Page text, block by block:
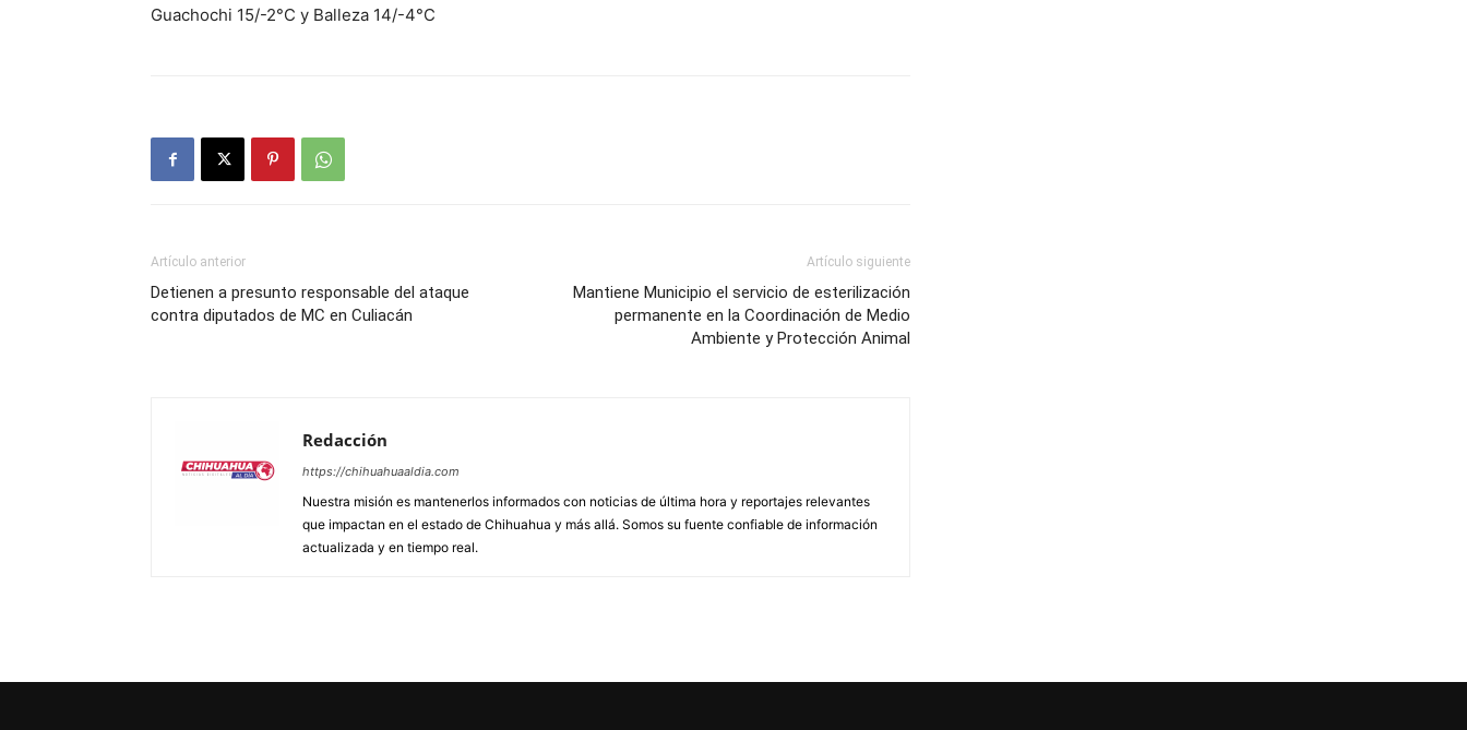
Guachochi 15/-2°C y Balleza 14/-4°C
Artículo anterior
Detienen a presunto responsable del ataque
contra diputados de MC en Culiacán
Artículo siguiente
Mantiene Municipio el servicio de esterilización
permanente en la Coordinación de Medio
Ambiente y Protección Animal
Redacción
https://chihuahuaaldia.com
Nuestra misión es mantenerlos informados con noticias de última hora y reportajes relevantes
que impactan en el estado de Chihuahua y más allá. Somos su fuente confiable de información
actualizada y en tiempo real.